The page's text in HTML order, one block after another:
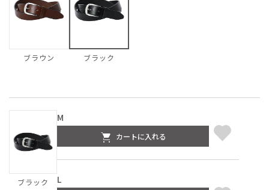
ブラウン ブラック
ブラック
M
カートに入れる
L